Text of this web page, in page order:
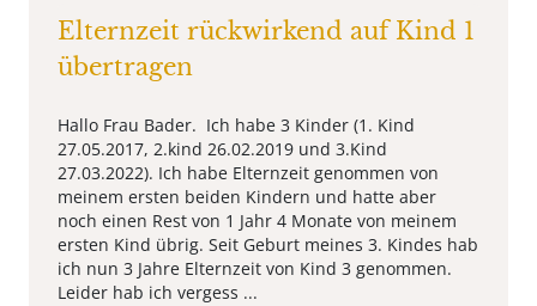
Elternzeit rückwirkend auf Kind 1
übertragen
Hallo Frau Bader. Ich habe 3 Kinder (1. Kind
27.05.2017, 2.kind 26.02.2019 und 3.Kind
27.03.2022). Ich habe Elternzeit genommen von
meinem ersten beiden Kindern und hatte aber
noch einen Rest von 1 Jahr 4 Monate von meinem
ersten Kind übrig. Seit Geburt meines 3. Kindes hab
ich nun 3 Jahre Elternzeit von Kind 3 genommen.
Leider hab ich vergess ...